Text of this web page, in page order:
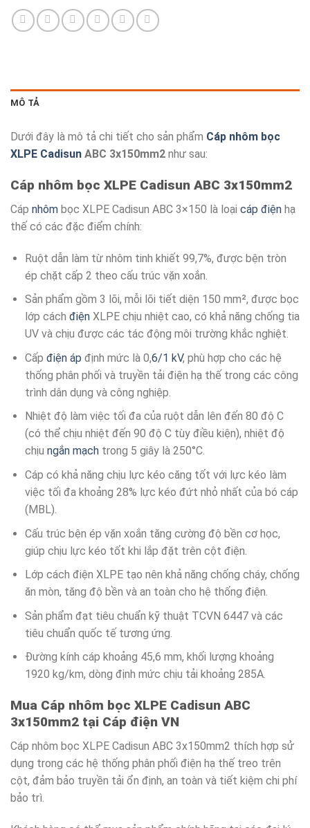
MÔ TẢ
Dưới đây là mô tả chi tiết cho sản phẩm Cáp nhôm bọc
XLPE Cadisun ABC 3x150mm2 như sau:
Cáp nhôm bọc XLPE Cadisun ABC 3x150mm2
Cáp nhôm bọc XLPE Cadisun ABC 3×150 là loại cáp điện hạ
thế có các đặc điểm chính:
Ruột dẫn làm từ nhôm tinh khiết 99,7%, được bện tròn
ép chặt cấp 2 theo cấu trúc vặn xoắn.
Sản phẩm gồm 3 lõi, mỗi lõi tiết diện 150 mm², được bọc
lớp cách điệnXLPE chịu nhiệt cao, có khả năng chống tia
UV và chịu được các tác động môi trường khắc nghiệt.
Cấp điện áp định mức là 0,6/1 kV, phù hợp cho các hệ
thống phân phối và truyền tải điện hạ thế trong các công
trình dân dụng và công nghiệp.
Nhiệt độ làm việc tối đa của ruột dẫn lên đến 80 độ C
(có thể chịu nhiệt đến 90 độ C tùy điều kiện), nhiệt độ
chịu ngắn mạchtrong 5 giây là 250°C.
Cáp có khả năng chịu lực kéo căng tốt với lực kéo làm
việc tối đa khoảng 28% lực kéo đứt nhỏ nhất của bó cáp
(MBL).
Cấu trúc bện ép vặn xoắn tăng cường độ bền cơ học,
giúp chịu lực kéo tốt khi lắp đặt trên cột điện.
Lớp cách điện XLPE tạo nên khả năng chống cháy, chống
ăn mòn, tăng độ bền và an toàn cho hệ thống điện.
Sản phẩm đạt tiêu chuẩn kỹ thuật TCVN 6447 và các
tiêu chuẩn quốc tế tương ứng.
Đường kính cáp khoảng 45,6 mm, khối lượng khoảng
1920 kg/km, dòng định mức chịu tải khoảng 285A.
Mua Cáp nhôm bọc XLPE Cadisun ABC
3x150mm2 tại Cáp điện VN
Cáp nhôm bọc XLPE Cadisun ABC 3x150mm2 thích hợp sử
dụng trong các hệ thống phân phối điện hạ thế treo trên
cột, đảm bảo truyền tải ổn định, an toàn và tiết kiệm chi phí
bảo trì.